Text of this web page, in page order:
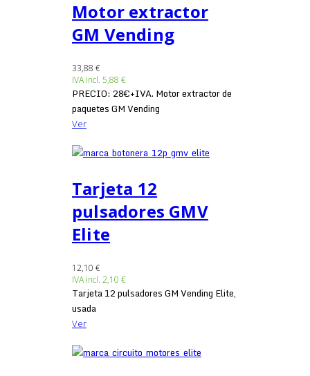
Motor extractor
GM Vending
33,88 €
IVA incl. 5,88 €
PRECIO: 28€+IVA. Motor extractor de
paquetes GM Vending
Ver
Tarjeta 12
pulsadores GMV
Elite
12,10 €
IVA incl. 2,10 €
Tarjeta 12 pulsadores GM Vending Elite,
usada
Ver